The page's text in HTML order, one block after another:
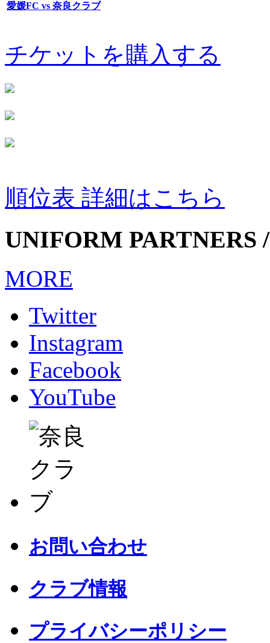
愛媛FC vs 奈良クラブ
チケットを購入する
順位表 詳細はこちら
UNIFORM PARTNERS
MORE
Twitter
Instagram
Facebook
YouTube
お問い合わせ
クラブ情報
プライバシーポリシー